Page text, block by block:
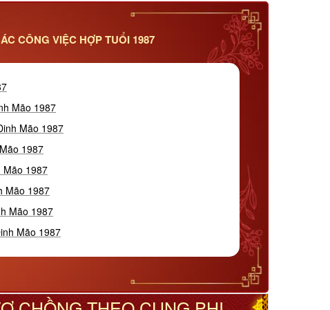
CÔNG VIỆC HỢP TUỔI 1987
Mão 1987
Mão 1987
1987
Mão 1987
Mão 1987
Mão 1987
Mão 1987